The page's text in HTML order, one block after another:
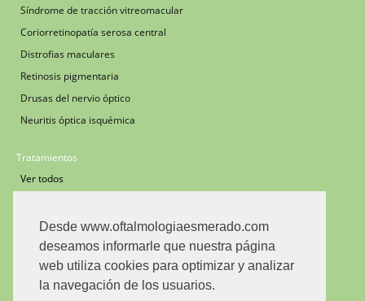
Desde www.oftalmologiaesmerado.com
deseamos informarle que nuestra página
web utiliza cookies para optimizar y analizar
la navegación de los usuarios.
Síndrome de tracción vitreomacular
Coriorretinopatía serosa central
Distrofias maculares
Retinosis pigmentaria
Drusas del nervio óptico
Neuritis óptica isquémica
Tratamientos
Ver todos
Cirugía de retina y vítreo
Cirugía del desprendimiento de retina
Inyecciones intravítreas
Implante de dexametasona